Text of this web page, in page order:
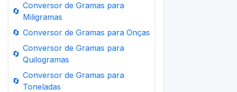
🔄
Conversor de Gramas para
Miligramas
🔄 Conversor de Gramas para Onças
🔄
Conversor de Gramas para
Quilogramas
🔄
Conversor de Gramas para
Toneladas